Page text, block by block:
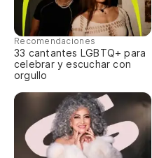
Recomendaciones
33 cantantes LGBTQ+ para
celebrar y escuchar con
orgullo